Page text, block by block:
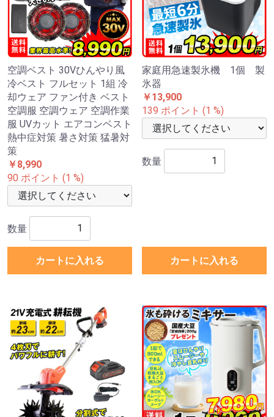
空調ベスト 30Vひんやり風
冷ベスト フルセット 1組 冷
却ウェア ファン付き ベスト
空調服 空調ウェア 空調作業
服 UVカット エアコンベスト
熱中症対策 暑さ対策 猛暑対
策
￥8,990
90 ポイント (1 %)
数量
カートに入れる
家庭用急速製氷機 1個 製
氷器
￥13,900
139 ポイント (1 %)
数量
カートに入れる